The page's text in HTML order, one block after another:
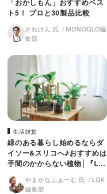
「おかしもん」おすすめベス
ト5！ プロと30製品比較
さわけん 氏
MONOQLO編
集部
生活雑貨
緑のある暮らし始めるならダ
イソー&スリコへ♪おすすめは
手間のかからない植物│『LD
K』が紹介
やまかなふぁーむ 氏
LDK
編集部